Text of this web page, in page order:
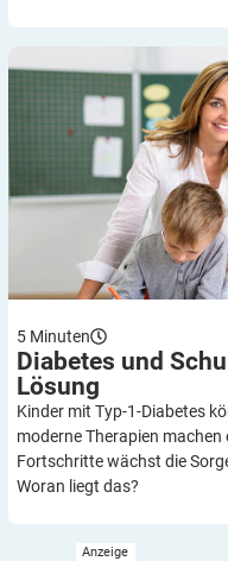
5 Minuten
Diabetes und
Lösung
Kinder mit Typ-1-Diabetes
moderne Therapien
Fortschritte wächst die
Woran liegt das?